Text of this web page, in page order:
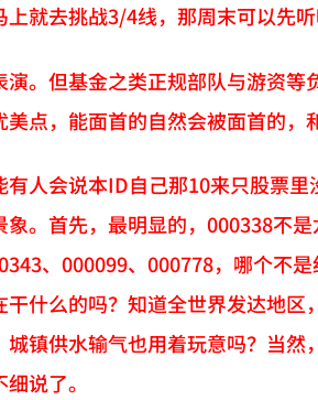
就去挑战3/4线，那周末可以先
。但基金之类正规部队与游资
点，能面首的自然会被面首的，
有人会说本ID自己那10来只股票
。首先，最明显的，000338不
、000099、000778，哪个不
什么的吗？知道全世界发达地
镇供水输气也用着玩意吗？当
说了。